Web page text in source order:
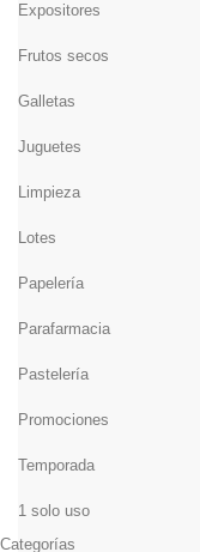
Expositores
Frutos secos
Galletas
Juguetes
Limpieza
Lotes
Papelería
Parafarmacia
Pastelería
Promociones
Temporada
1 solo uso
Categorías